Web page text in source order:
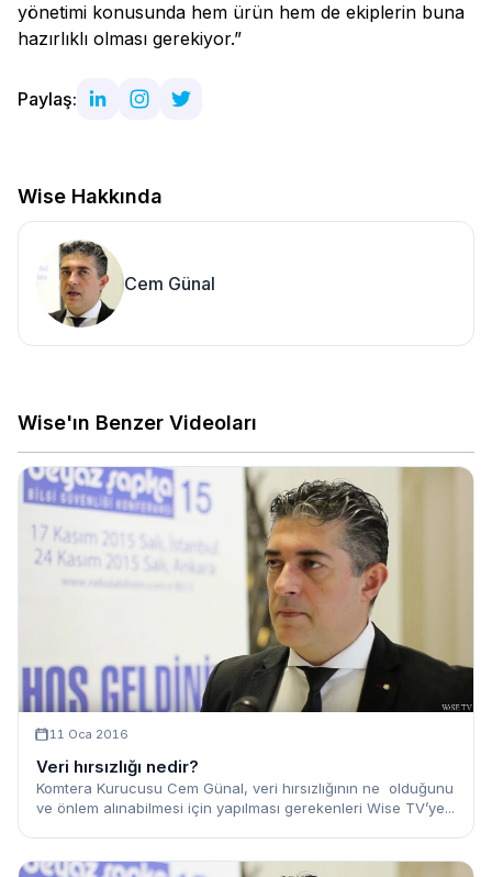
yönetimi konusunda hem ürün hem de ekiplerin buna
hazırlıklı olması gerekiyor.”
Paylaş:
Wise Hakkında
Cem Günal
Wise'ın Benzer Videoları
11 Oca 2016
Veri hırsızlığı nedir?
Komtera Kurucusu Cem Günal, veri hırsızlığının ne olduğunu
ve önlem alınabilmesi için yapılması gerekenleri Wise TV’ye...